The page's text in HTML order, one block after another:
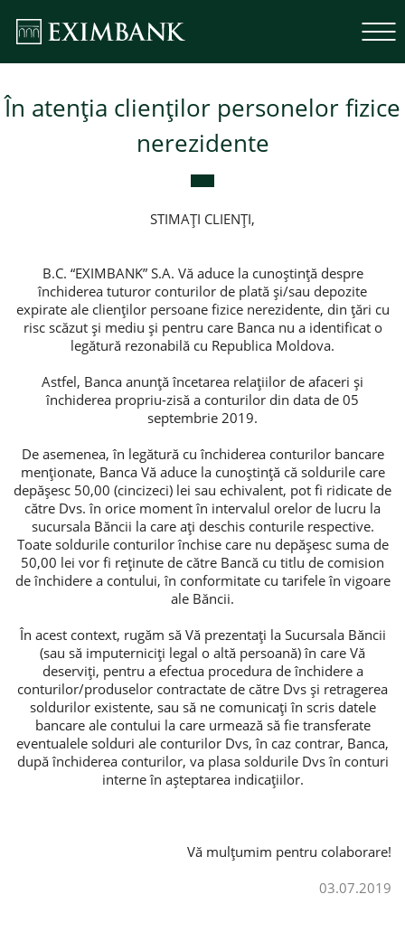
Credite ipotecare
În atenţia clienților personelor fizice
nerezidente
STIMAȚI CLIENȚI,
B.C. “EXIMBANK” S.A. Vă aduce la cunoștință despre
închiderea tuturor conturilor de plată și/sau depozite
expirate ale clienților persoane fizice nerezidente, din țări cu
risc scăzut și mediu și pentru care Banca nu a identificat o
legătură rezonabilă cu Republica Moldova.
Astfel, Banca anunță încetarea relațiilor de afaceri și
închiderea propriu-zisă a conturilor din data de 05
septembrie 2019.
De asemenea, în legătură cu închiderea conturilor bancare
menţionate, Banca Vă aduce la cunoştinţă că soldurile care
depăşesc 50,00 (cincizeci) lei sau echivalent, pot fi ridicate de
către Dvs. în orice moment în intervalul orelor de lucru la
sucursala Băncii la care aţi deschis conturile respective.
Toate soldurile conturilor închise care nu depășesc suma de
50,00 lei vor fi reţinute de către Bancă cu titlu de comision
de închidere a contului, în conformitate cu tarifele în vigoare
ale Băncii.
În acest context, rugăm să Vă prezentați la Sucursala Băncii
(sau să imputerniciți legal o altă persoană) în care Vă
deserviți, pentru a efectua procedura de închidere a
conturilor/produselor contractate de către Dvs și retragerea
soldurilor existente, sau să ne comunicați în scris datele
bancare ale contului la care urmează să fie transferate
eventualele solduri ale conturilor Dvs, în caz contrar, Banca,
după închiderea conturilor, va plasa soldurile Dvs în conturi
interne în așteptarea indicațiilor.
Vă mulțumim pentru colaborare!
03.07.2019